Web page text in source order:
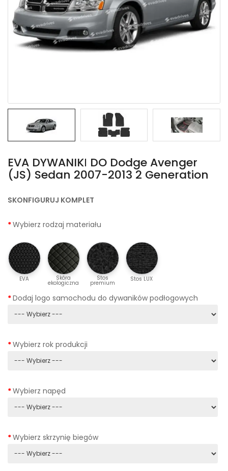
EVA DYWANIKІ DO Dodge Avenger
(JS) Sedan 2007-2013 2 Generation
SKONFIGURUJ KOMPLET
Wybierz rodzaj materiału
EVA Skóra
ekologiczna
Stos
premium
Stos LUX
Dodaj logo samochodu do dywaników podłogowych
Wybierz rok produkcji
Wybierz napęd
Wybierz skrzynię biegów